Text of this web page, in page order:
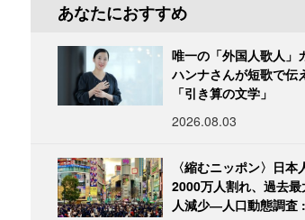
あなたにおすすめ
唯一の「外国人歌人」
ハンナさんが短歌で伝
「引き算の文学」
2026.08.03
〈縮むニッポン〉日本
2000万人割れ、過去
人減少―人口動態調査